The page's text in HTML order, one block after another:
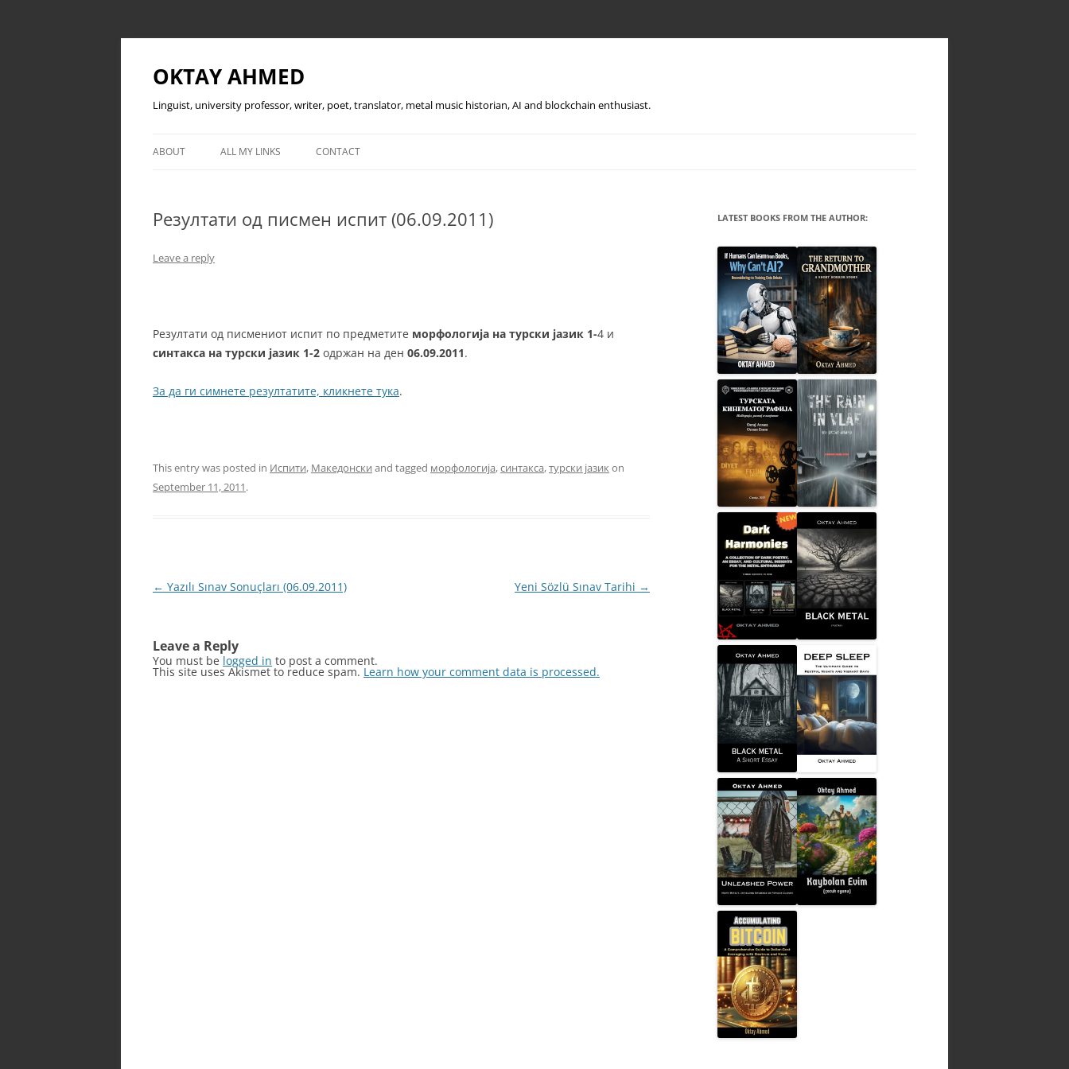
OKTAY AHMED
Linguist, university professor, writer, poet, translator, metal music historian, AI and blockchain enthusiast.
ABOUT ALL MY LINKS CONTACT
Резултати од писмен испит (06.09.2011)
Leave a reply
Резултати од писмениот испит по предметите морфологија на турски јазик 1-4 и
синтакса на турски јазик 1-2 одржан на ден 06.09.2011.
За да ги симнете резултатите, кликнете тука.
This entry was posted in Испити, Македонски and tagged морфологија,синтакса,турски јазикon
September 11, 2011.
Post
← Yazılı Sınav Sonuçları (06.09.2011) Yeni Sözlü Sınav Tarihi →
Leave a Reply
You must be logged in to post a comment.
This site uses Akismet to reduce spam. Learn how your comment data is processed.
LATEST BOOKS FROM THE AUTHOR: